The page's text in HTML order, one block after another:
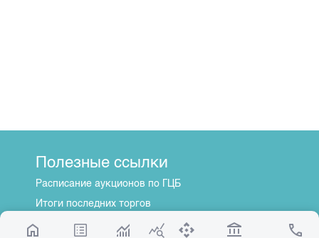
Полезные ссылки
Расписание аукционов по ГЦБ
Итоги последних торгов
Котировки по ЦБ